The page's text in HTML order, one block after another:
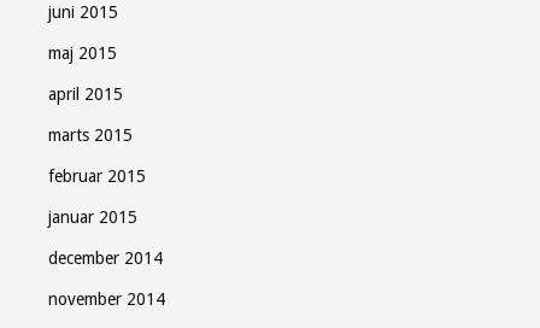
juni 2015
maj 2015
april 2015
marts 2015
februar 2015
januar 2015
december 2014
november 2014